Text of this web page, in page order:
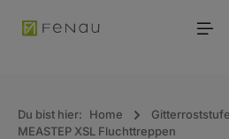
springen
Du bist hier: Home
MEASTEP XSL Fluchttreppen